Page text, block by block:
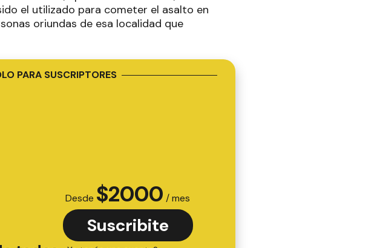
el utilizado para cometer el asalto en
oriundas de esa localidad que
PARA SUSCRIPTORES
Desde $2000 / mes
Suscribite